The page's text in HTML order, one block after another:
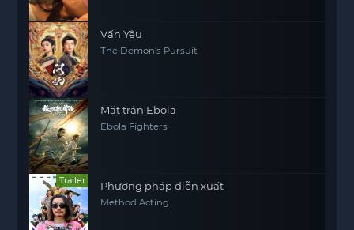
Vấn Yêu
The Demon's Pursuit
Mặt trận Ebola
Ebola Fighters
Trailer Phương pháp diễn xuất
Method Acting